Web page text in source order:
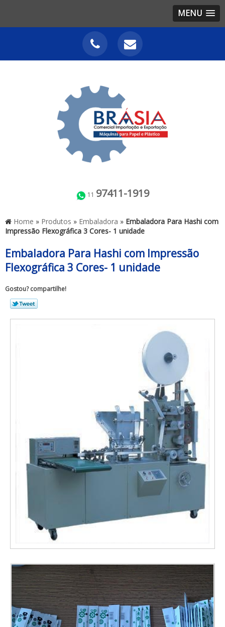
MENU
11 97411-1919
Home » Produtos » Embaladora » Embaladora Para Hashi com
Impressão Flexográfica 3 Cores- 1 unidade
Embaladora Para Hashi com Impressão
Flexográfica 3 Cores- 1 unidade
Gostou? compartilhe!